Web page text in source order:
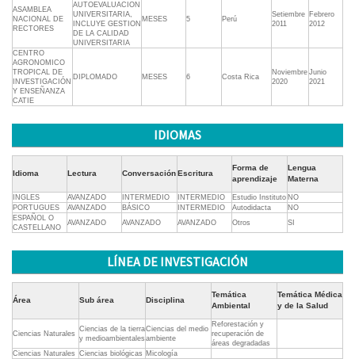
ASAMBLEA
NACIONAL DE
RECTORES
AUTOEVALUACION
UNIVERSITARIA,
INCLUYE GESTION
DE LA CALIDAD
UNIVERSITARIA
MESES 5 Perú
Setiembre
2011
Febrero
2012
CENTRO
AGRONOMICO
TROPICAL DE
INVESTIGACIÓN
Y ENSEÑANZA
CATIE
DIPLOMADO MESES 6 Costa Rica
Noviembre
2020
Junio
2021
IDIOMAS
Idioma Lectura ConversaciónEscritura
Forma de
aprendizaje
Lengua
Materna
INGLES AVANZADO INTERMEDIO INTERMEDIO Estudio Instituto NO
PORTUGUES
AVANZADO BÁSICO INTERMEDIO Autodidacta
NO
ESPAÑOL O
CASTELLANO
AVANZADO AVANZADO AVANZADO Otros SI
LÍNEA DE INVESTIGACIÓN
Área Sub área Disciplina
Temática
Ambiental
Temática Médica
y de la Salud
Ciencias Naturales
Ciencias de la tierra
y medioambientales
Ciencias del medio
ambiente
Reforestación y
recuperación de
áreas degradadas
Ciencias Naturales Ciencias biológicas Micología